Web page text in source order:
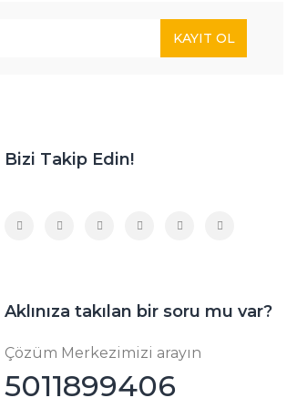
KAYIT OL
Bizi Takip Edin!
Aklınıza takılan bir soru mu var?
Çözüm Merkezimizi arayın
5011899406